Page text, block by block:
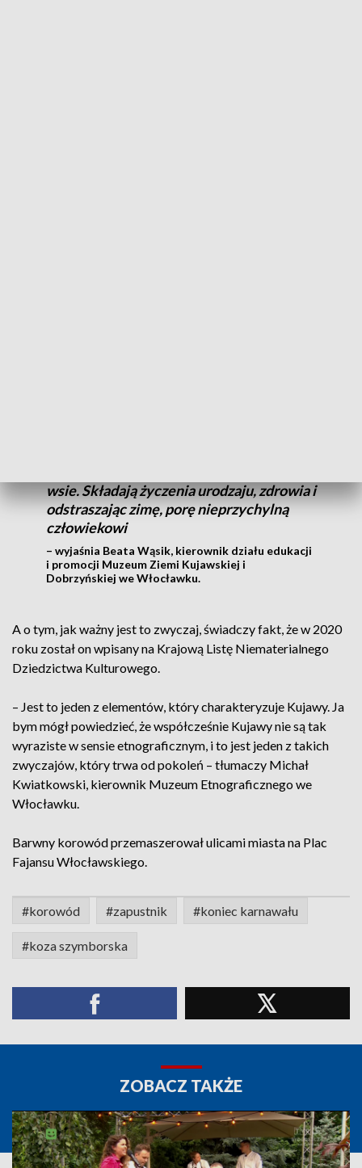
wsie. Składają życzenia urodzaju, zdrowia i
odstraszając zimę, porę nieprzychylną
człowiekowi
– wyjaśnia Beata Wąsik, kierownik działu edukacji
i promocji Muzeum Ziemi Kujawskiej i
Dobrzyńskiej we Włocławku.
A o tym, jak ważny jest to zwyczaj, świadczy fakt, że w 2020
roku został on wpisany na Krajową Listę Niematerialnego
Dziedzictwa Kulturowego.
– Jest to jeden z elementów, który charakteryzuje Kujawy. Ja
bym mógł powiedzieć, że współcześnie Kujawy nie są tak
wyraziste w sensie etnograficznym, i to jest jeden z takich
zwyczajów, który trwa od pokoleń – tłumaczy Michał
Kwiatkowski, kierownik Muzeum Etnograficznego we
Włocławku.
Barwny korowód przemaszerował ulicami miasta na Plac
Fajansu Włocławskiego.
#korowód #zapustnik #koniec karnawału
#koza szymborska
ZOBACZ TAKŻE